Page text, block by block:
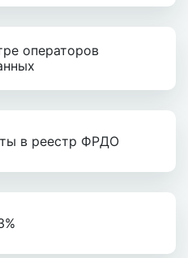
операторов
в реестр ФРДО